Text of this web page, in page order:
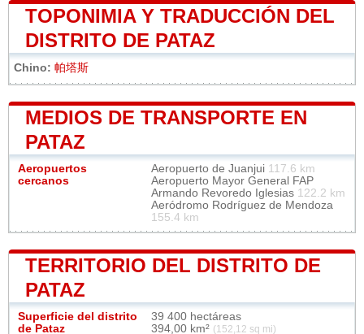
TOPONIMIA Y TRADUCCIÓN DEL
DISTRITO DE PATAZ
Chino: 帕塔斯
MEDIOS DE TRANSPORTE EN
PATAZ
Aeropuertos
cercanos
Aeropuerto de Juanjui 117.6 km
Aeropuerto Mayor General FAP
Armando Revoredo Iglesias 122.2 km
Aeródromo Rodríguez de Mendoza
155.4 km
TERRITORIO DEL DISTRITO DE
PATAZ
Superficie del distrito
de Pataz
39 400 hectáreas
394,00 km² (152,12 sq mi)